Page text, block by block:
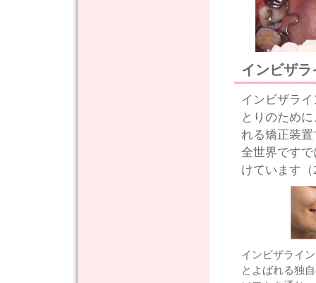
インビザ
インビザラ
とりのため
れる矯正装
全世界です
けています
インビザライ
とよばれる独